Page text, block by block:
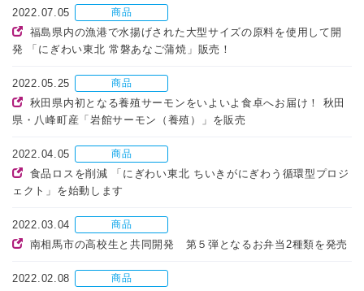
2022.07.05 商品
福島県内の漁港で水揚げされた大型サイズの原料を使用して開
発 「にぎわい東北 常磐あなご蒲焼」販売！
2022.05.25 商品
秋田県内初となる養殖サーモンをいよいよ食卓へお届け！ 秋田
県・八峰町産「岩館サーモン（養殖）」を販売
2022.04.05 商品
食品ロスを削減 「にぎわい東北 ちいきがにぎわう循環型プロジ
ェクト」を始動します
2022.03.04 商品
南相馬市の高校生と共同開発 第５弾となるお弁当2種類を発売
2022.02.08 商品